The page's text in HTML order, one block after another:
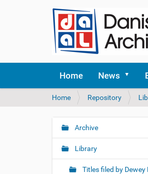
Home News
Y
u
r
h
Home Repository
N
Archive
Library
Titles filed by Dewey